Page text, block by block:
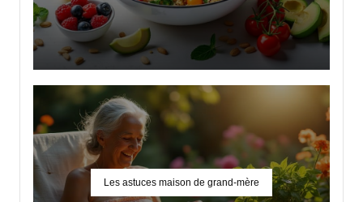
Les astuces maison de grand-mère